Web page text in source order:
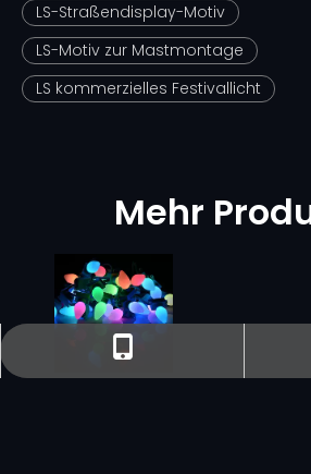
LS-Straßendisplay-Motiv
LS-Motiv zur Mastmontage
LS kommerzielles Festivallicht
Mehr